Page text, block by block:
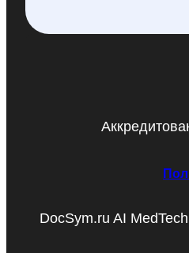
DocSym.ru AI